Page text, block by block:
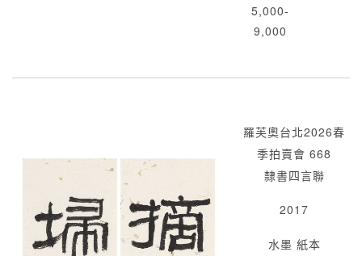
5,000-
9,000
羅芙奧台北2026春
季拍賣會 668
隸書四言聯
2017
水墨 紙本